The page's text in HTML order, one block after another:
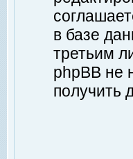
в базе
третьим
phpBB не
получить